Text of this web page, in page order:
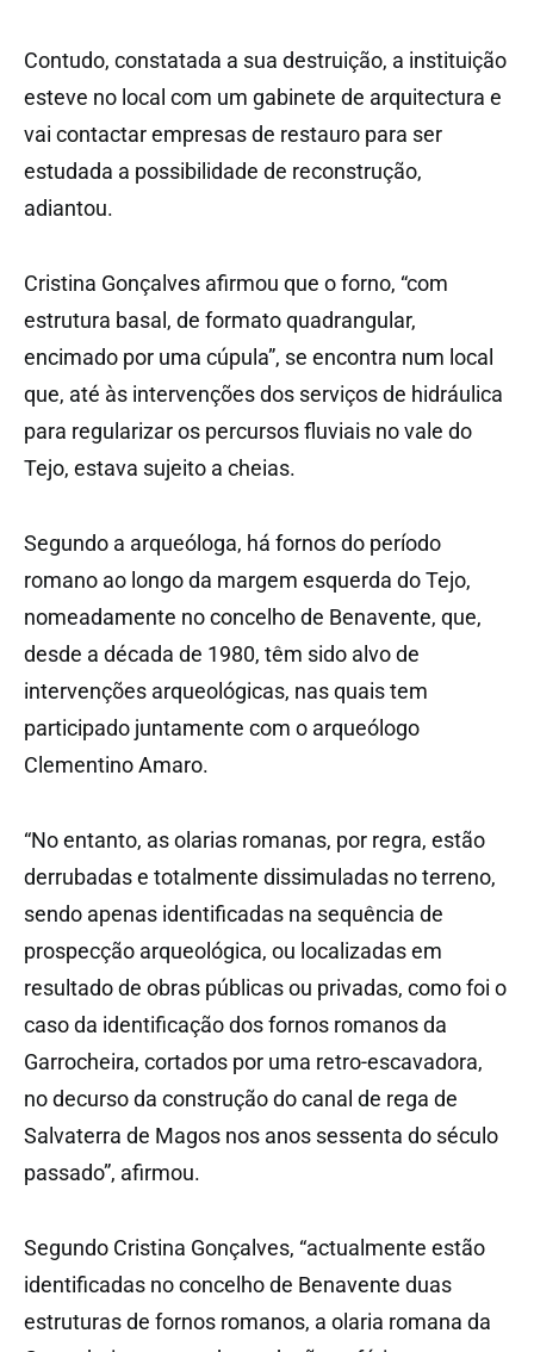
Contudo, constatada a sua destruição, a instituição
esteve no local com um gabinete de arquitectura e
vai contactar empresas de restauro para ser
estudada a possibilidade de reconstrução,
adiantou.
Cristina Gonçalves afirmou que o forno, “com
estrutura basal, de formato quadrangular,
encimado por uma cúpula”, se encontra num local
que, até às intervenções dos serviços de hidráulica
para regularizar os percursos fluviais no vale do
Tejo, estava sujeito a cheias.
Segundo a arqueóloga, há fornos do período
romano ao longo da margem esquerda do Tejo,
nomeadamente no concelho de Benavente, que,
desde a década de 1980, têm sido alvo de
intervenções arqueológicas, nas quais tem
participado juntamente com o arqueólogo
Clementino Amaro.
“No entanto, as olarias romanas, por regra, estão
derrubadas e totalmente dissimuladas no terreno,
sendo apenas identificadas na sequência de
prospecção arqueológica, ou localizadas em
resultado de obras públicas ou privadas, como foi o
caso da identificação dos fornos romanos da
Garrocheira, cortados por uma retro-escavadora,
no decurso da construção do canal de rega de
Salvaterra de Magos nos anos sessenta do século
passado”, afirmou.
Segundo Cristina Gonçalves, “actualmente estão
identificadas no concelho de Benavente duas
estruturas de fornos romanos, a olaria romana da